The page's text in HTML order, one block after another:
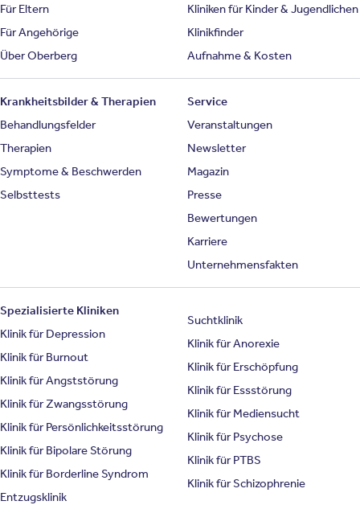
Für Eltern
Für Angehörige
Über Oberberg
Kliniken für Kinder & Jugendlichen
Klinikfinder
Aufnahme & Kosten
Krankheitsbilder & Therapien
Behandlungsfelder
Therapien
Symptome & Beschwerden
Selbsttests
Service
Veranstaltungen
Newsletter
Magazin
Presse
Bewertungen
Karriere
Unternehmensfakten
Spezialisierte Kliniken
Klinik für Depression
Klinik für Burnout
Klinik für Angststörung
Klinik für Zwangsstörung
Klinik für Persönlichkeitsstörung
Klinik für Bipolare Störung
Klinik für Borderline Syndrom
Entzugsklinik
Suchtklinik
Klinik für Anorexie
Klinik für Erschöpfung
Klinik für Essstörung
Klinik für Mediensucht
Klinik für Psychose
Klinik für PTBS
Klinik für Schizophrenie